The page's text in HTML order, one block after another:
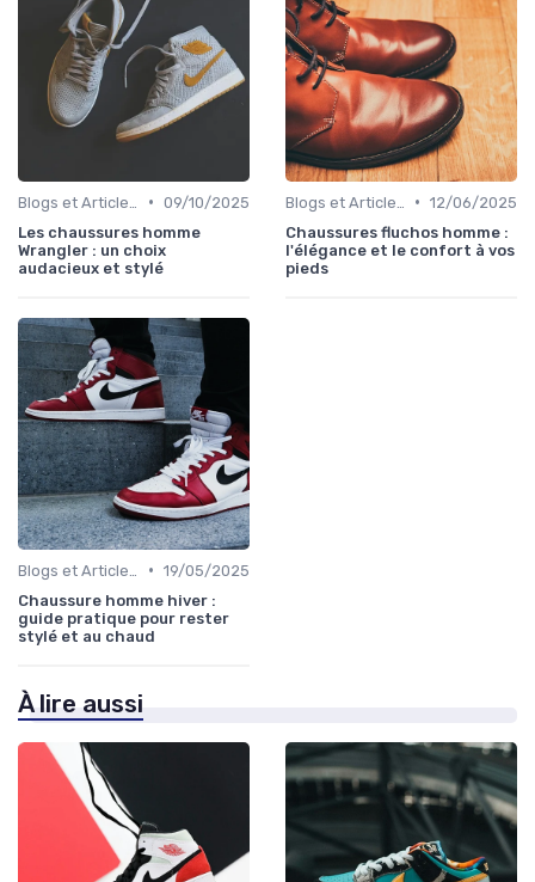
• 09/10/2025
Les chaussures homme
Wrangler : un choix
audacieux et stylé
• 12/06/2025
Chaussures fluchos homme :
l'élégance et le confort à vos
pieds
• 19/05/2025
Chaussure homme hiver :
guide pratique pour rester
stylé et au chaud
À lire aussi